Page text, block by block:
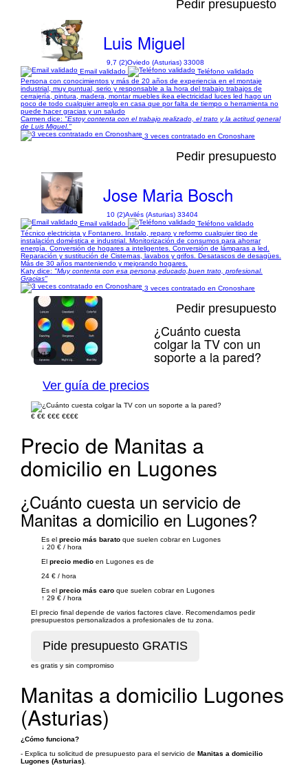
Pedir presupuesto
Luis Miguel
9,7 (2)Oviedo (Asturias) 33008
Email validado
Teléfono validado
Persona con conocimientos y más de 20 años de experiencia en el montaje
industrial, muy puntual, serio y responsable a la hora del trabajo trabajos de
cerrajería, pintura, madera, montar muebles ikea electricidad luces led hago un
poco de todo cualquier arreglo en casa que por falta de tiempo o herramienta no
puede hacer gracias y un saludo
Carmen dice: "Estoy contenta con el trabajo realizado, el trato y la actitud general
de Luis Miguel."
3 veces contratado en Cronoshare
Pedir presupuesto
Jose Maria Bosch
10 (2)Avilés (Asturias) 33404
Email validado
Teléfono validado
Técnico electricista y Fontanero. Instalo, reparo y reformo cualquier tipo de
instalación doméstica e industrial. Monitorización de consumos para ahorrar
energía. Conversión de hogares a inteligentes. Conversión de lámparas a led.
Reparación y sustitución de Cisternas, lavabos y grifos. Desatascos de desagües.
Más de 30 años manteniendo y mejorando hogares.
Katy dice: "Muy contenta con esa persona,educado,buen trato, profesional.
Gracias"
3 veces contratado en Cronoshare
1/13
Pedir presupuesto
¿Cuánto cuesta
colgar la TV con un
soporte a la pared?
Ver guía de precios
€ €€ €€€ €€€€
Precio de Manitas a
domicilio en Lugones
¿Cuánto cuesta un servicio de
Manitas a domicilio en Lugones?
Es el precio más barato que suelen cobrar en Lugones
↓ 20 € / hora
El precio medio en Lugones es de
24 € / hora
Es el precio más caro que suelen cobrar en Lugones
↑ 29 € / hora
El precio final depende de varios factores clave. Recomendamos pedir
presupuestos personalizados a profesionales de tu zona.
es gratis y sin compromiso
Manitas a domicilio Lugones
(Asturias)
¿Cómo funciona?
- Explica tu solicitud de presupuesto para el servicio de Manitas a domicilio
Lugones (Asturias)